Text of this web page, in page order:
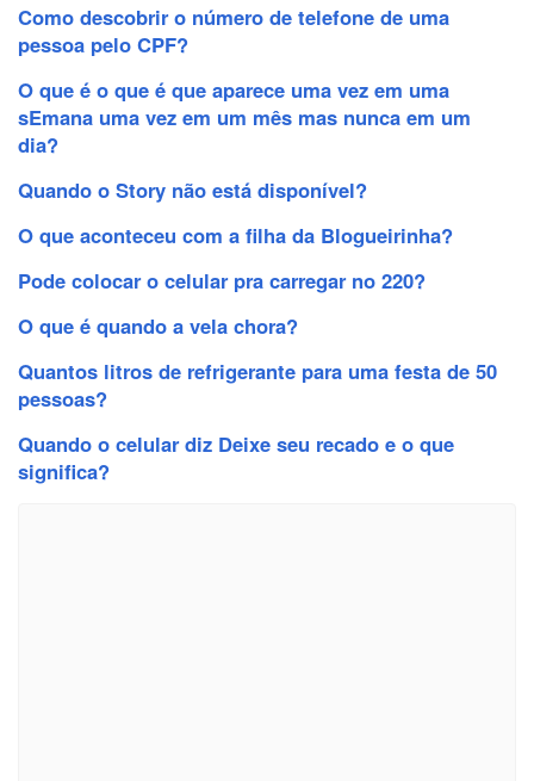
Como descobrir o número de telefone de uma
pessoa pelo CPF?
O que é o que é que aparece uma vez em uma
sEmana uma vez em um mês mas nunca em um
dia?
Quando o Story não está disponível?
O que aconteceu com a filha da Blogueirinha?
Pode colocar o celular pra carregar no 220?
O que é quando a vela chora?
Quantos litros de refrigerante para uma festa de 50
pessoas?
Quando o celular diz Deixe seu recado e o que
significa?